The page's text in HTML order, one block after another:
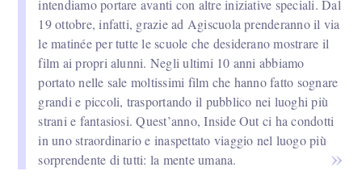
intendiamo portare avanti con altre iniziative speciali. Dal
19 ottobre, infatti, grazie ad Agiscuola prenderanno il via
le matinée per tutte le scuole che desiderano mostrare il
film ai propri alunni. Negli ultimi 10 anni abbiamo
portato nelle sale moltissimi film che hanno fatto sognare
grandi e piccoli, trasportando il pubblico nei luoghi più
strani e fantasiosi. Quest’anno, Inside Out ci ha condotti
in uno straordinario e inaspettato viaggio nel luogo più
sorprendente di tutti: la mente umana.